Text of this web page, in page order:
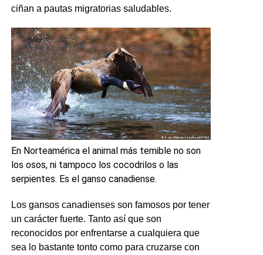
ciñan a pautas migratorias saludables.
En Norteamérica el animal más temible no son
los osos, ni tampoco los cocodrilos o las
serpientes. Es el ganso canadiense.
Los gansos canadienses son famosos por tener
un carácter fuerte. Tanto así que son
reconocidos por enfrentarse a cualquiera que
sea lo bastante tonto como para cruzarse con